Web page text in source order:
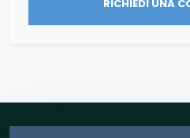
RICHIEDI UNA